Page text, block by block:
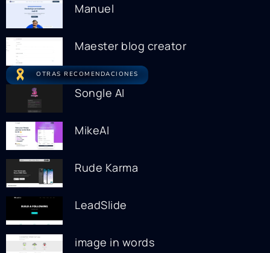
Manuel
Maester blog creator
OTRAS RECOMENDACIONES
Songle AI
MikeAI
Rude Karma
LeadSlide
image in words